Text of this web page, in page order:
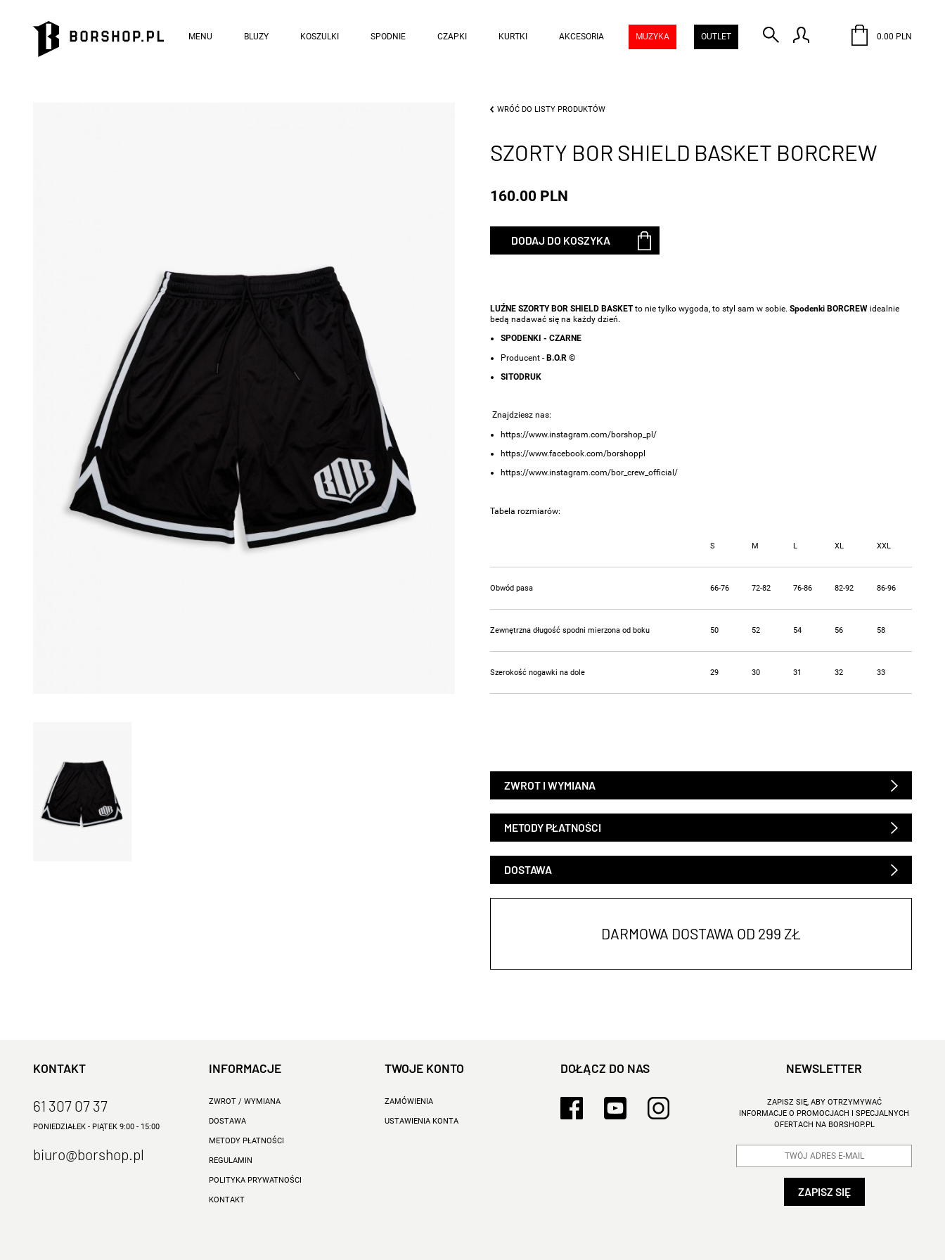
MENU BLUZY KOSZULKI SPODNIE CZAPKI KURTKI AKCESORIA MUZYKA OUTLET 0.00 PLN
WRÓĆ DO LISTY PRODUKTÓW
SZORTY BOR SHIELD BASKET BORCREW
160.00 PLN
DODAJ DO KOSZYKA
LUŹNE SZORTY BOR SHIELD BASKETto nie tylko wygoda, to styl sam w sobie. Spodenki BORCREW idealnie
bedą nadawać się na każdy dzień.
SPODENKI - CZARNE
Producent - B.O.R ©
SITODRUK
Znajdziesz nas:
https://www.instagram.com/borshop_pl/
https://www.facebook.com/borshoppl
https://www.instagram.com/bor_crew_official/
Tabela rozmiarów:
S M L XL XXL
Obwód pasa 66-76 72-82 76-86 82-92 86-96
Zewnętrzna długość spodni mierzona od boku 50 52 54 56 58
Szerokość nogawki na dole 29 30 31 32 33
ZWROT I WYMIANA
METODY PŁATNOŚCI
DOSTAWA
DARMOWA DOSTAWA OD 299 ZŁ
KONTAKT
61 307 07 37
PONIEDZIAŁEK - PIĄTEK 9:00 - 15:00
biuro@borshop.pl
INFORMACJE
ZWROT / WYMIANA
DOSTAWA
METODY PŁATNOŚCI
REGULAMIN
POLITYKA PRYWATNOŚCI
KONTAKT
TWOJE KONTO
ZAMÓWIENIA
USTAWIENIA KONTA
DOŁĄCZ DO NAS NEWSLETTER
ZAPISZ SIĘ, ABY OTRZYMYWAĆ
INFORMACJE O PROMOCJACH I SPECJALNYCH
OFERTACH NA BORSHOP.PL